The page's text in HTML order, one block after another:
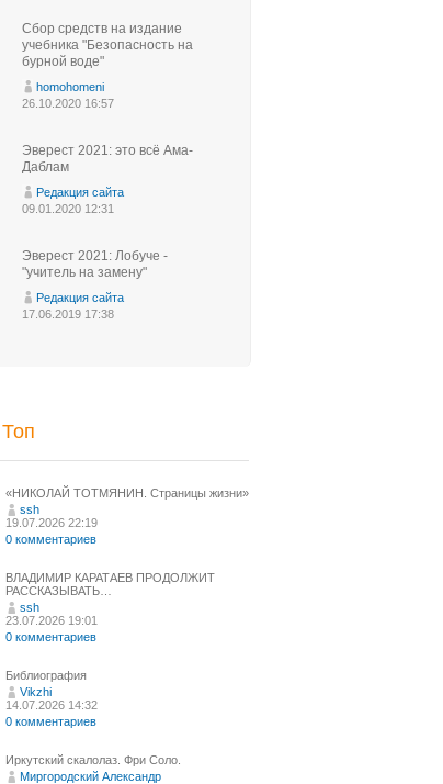
Сбор средств на издание
учебника "Безопасность на
бурной воде"
homohomeni
26.10.2020 16:57
Эверест 2021: это всё Ама-
Даблам
Редакция сайта
09.01.2020 12:31
Эверест 2021: Лобуче -
"учитель на замену"
Редакция сайта
17.06.2019 17:38
Топ
«НИКОЛАЙ ТОТМЯНИН. Страницы жизни»
ssh
19.07.2026 22:19
0 комментариев
ВЛАДИМИР КАРАТАЕВ ПРОДОЛЖИТ
РАССКАЗЫВАТЬ…
ssh
23.07.2026 19:01
0 комментариев
Библиография
Vikzhi
14.07.2026 14:32
0 комментариев
Иркутский скалолаз. Фри Соло.
Миргородский Александр